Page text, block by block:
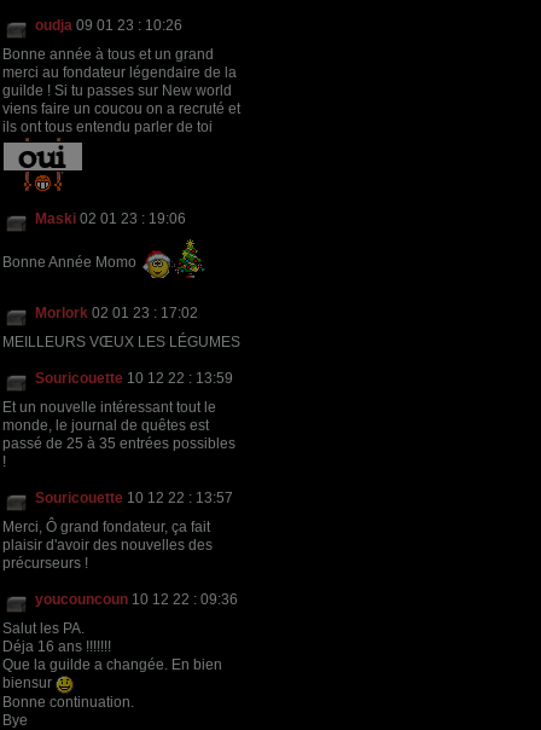
oudja 09 01 23 : 10:26
Bonne année à tous et un grand
merci au fondateur légendaire de la
guilde ! Si tu passes sur New world
viens faire un coucou on a recruté et
ils ont tous entendu parler de toi
Maski 02 01 23 : 19:06
Bonne Année Momo
Morlork 02 01 23 : 17:02
MEILLEURS VŒUX LES LÉGUMES
Souricouette 10 12 22 : 13:59
Et un nouvelle intéressant tout le
monde, le journal de quêtes est
passé de 25 à 35 entrées possibles
!
Souricouette 10 12 22 : 13:57
Merci, Ô grand fondateur, ça fait
plaisir d'avoir des nouvelles des
précurseurs !
youcouncoun 10 12 22 : 09:36
Salut les PA.
Déja 16 ans !!!!!!!
Que la guilde a changée. En bien
biensur
Bonne continuation.
Bye